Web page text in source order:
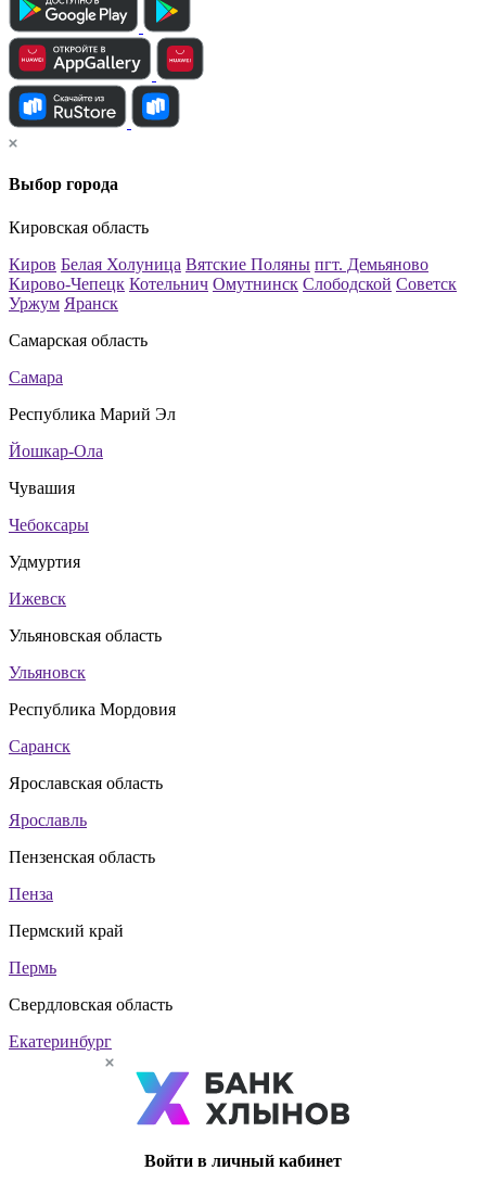
Выбор города
Кировская область
Киров Белая Холуница Вятские Поляны пгт. Демьяново
Кирово-Чепецк Котельнич Омутнинск Слободской Советск
Уржум Яранск
Самарская область
Самара
Республика Марий Эл
Йошкар-Ола
Чувашия
Чебоксары
Удмуртия
Ижевск
Ульяновская область
Ульяновск
Республика Мордовия
Саранск
Ярославская область
Ярославль
Пензенская область
Пенза
Пермский край
Пермь
Свердловская область
Екатеринбург
Войти в личный кабинет